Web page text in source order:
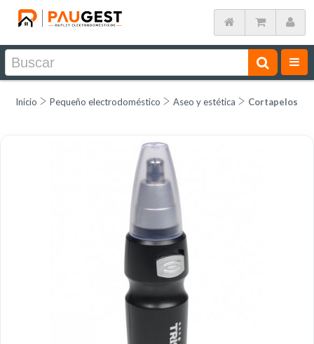
Inicio Pequeño electrodoméstico Aseo y estética Cortapelos